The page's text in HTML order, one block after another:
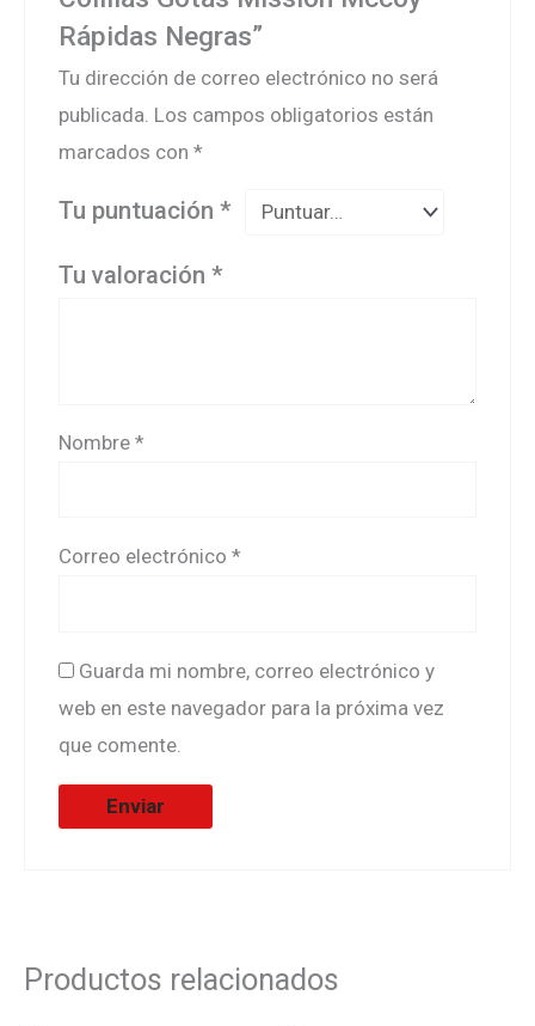
Rápidas Negras”
Tu dirección de correo electrónico no será
publicada. Los campos obligatorios están
marcados con*
Tu puntuación*
Tu valoración*
Nombre*
Correo electrónico*
Guarda mi nombre, correo electrónico y
web en este navegador para la próxima vez
que comente.
Productos relacionados